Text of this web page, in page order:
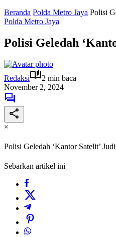
Beranda Polda Metro Jaya Polisi
Polda Metro Jaya
Polisi Geledah
Redaksi
2 min baca
November 2, 2024
×
Polisi Geledah ‘Kantor Satelit’
Sebarkan artikel ini